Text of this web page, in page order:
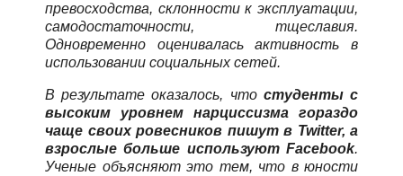
превосходства, склонности к эксплуатации,
самодостаточности, тщеславия.
Одновременно оценивалась активность в
использовании социальных сетей.
В результате оказалось, что студенты с
высоким уровнем нарциссизма гораздо
чаще своих ровесников пишут в Twitter, а
взрослые больше используют Facebook.
Ученые объясняют это тем, что в юности